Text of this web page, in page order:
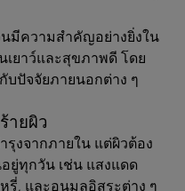
มีความสำคัญอย่างยิ่งใน
ยาว์และสุขภาพดี โดย
บปัจจัยภายนอกต่าง ๆ
ายผิว
งจากภายใน แต่ผิวต้อง
ยู่ทุกวัน เช่น แสงแดด
รี่, และอนุมูลอิสระต่าง ๆ